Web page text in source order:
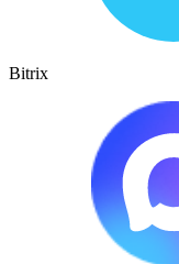
Bitrix